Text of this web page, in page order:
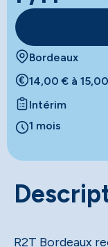
Bordeaux
14,00 € à
Intérim
1 mois
R2T Bordeaux